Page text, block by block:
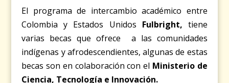
El programa de intercambio académico entre
Colombia y Estados Unidos Fulbright, tiene
varias becas que ofrece a las comunidades
indígenas y afrodescendientes, algunas de estas
becas son en colaboración con el Ministerio de
Ciencia, Tecnología e Innovación.